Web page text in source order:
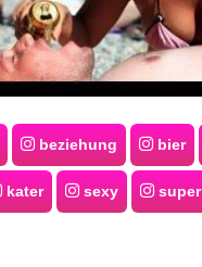
beziehung bier
kater sexy super